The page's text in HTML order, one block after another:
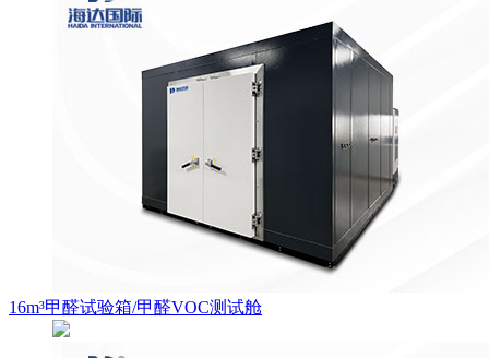
16m³甲醛试验箱/甲醛VOC测试舱